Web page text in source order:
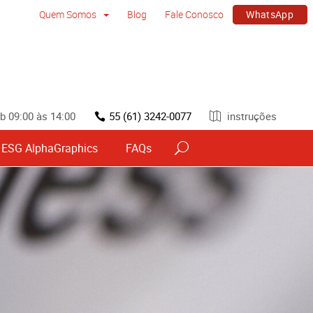
Quem Somos Blog Fale Conosco WhatsApp
09:00 às 14:00 55 (61) 3242-0077 instruções
ESG AlphaGraphics FAQs